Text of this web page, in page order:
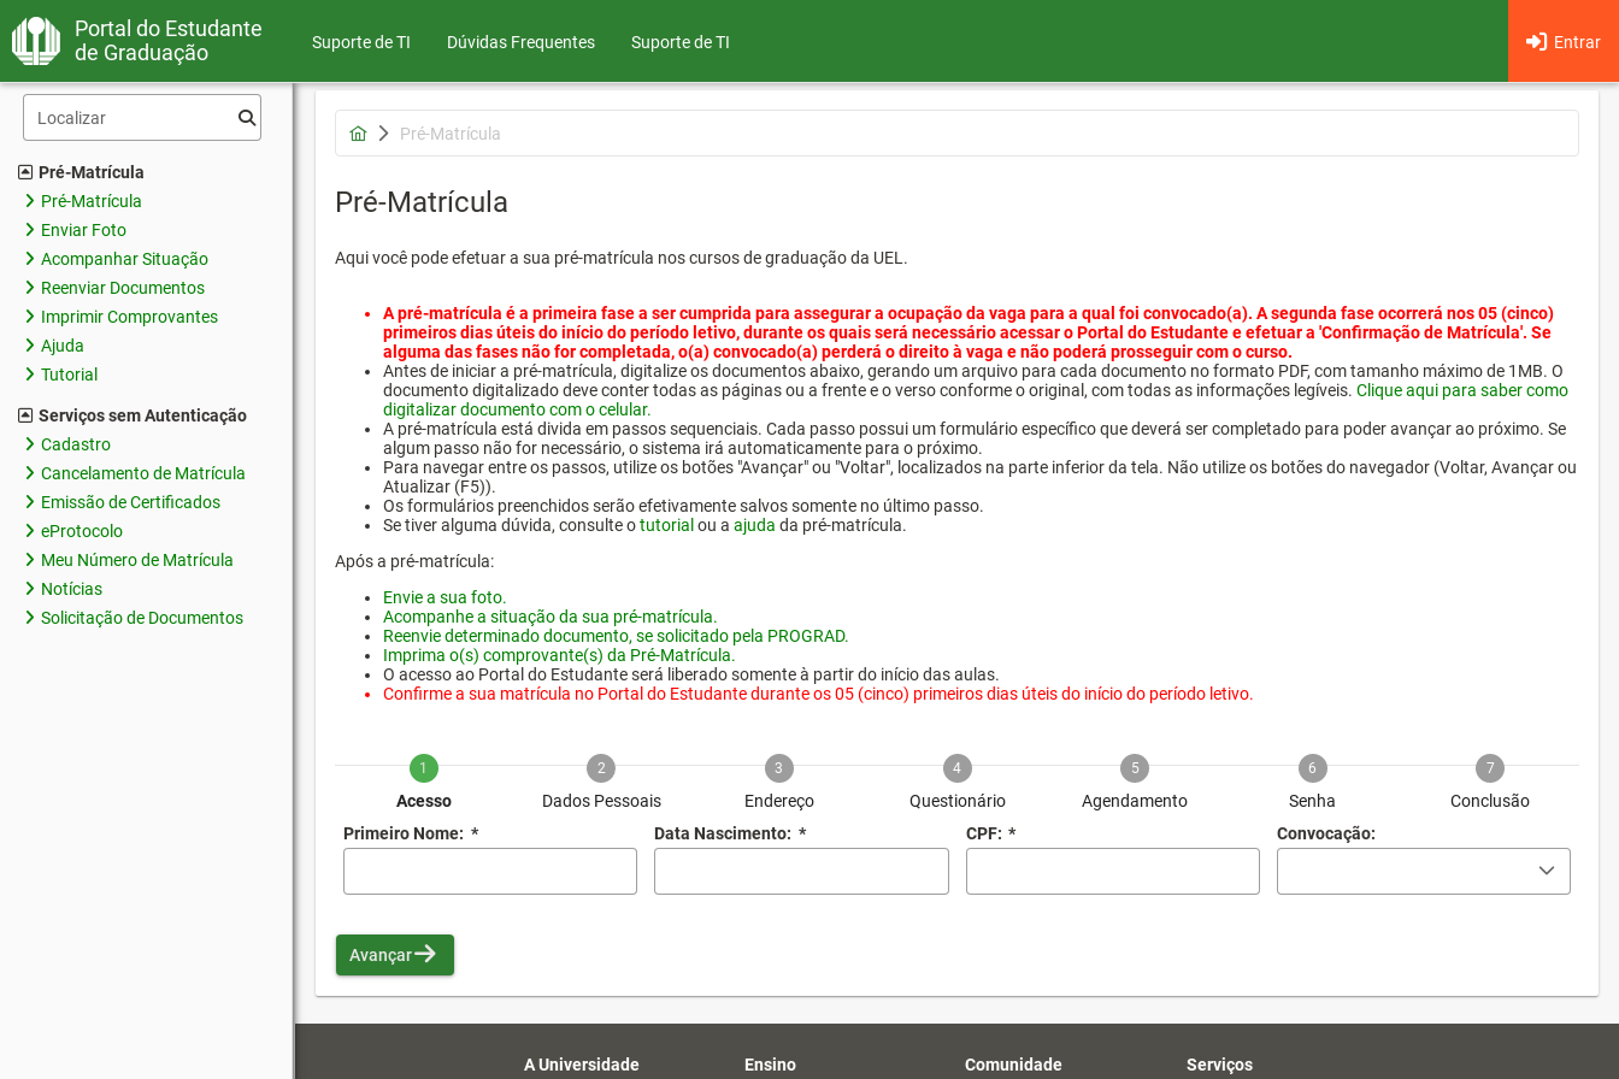
Portal do Estudante
de Graduação
Suporte de TI Dúvidas Frequentes Entrar
Suporte de TI
Pré-Matrícula
Pré-Matrícula
Enviar Foto
Acompanhar Situação
Reenviar Documentos
Imprimir Comprovantes
Ajuda
Tutorial
Serviços sem Autenticação
Cadastro
Cancelamento de Matrícula
Emissão de Certificados
eProtocolo
Meu Número de Matrícula
Notícias
Solicitação de Documentos
Pré-Matrícula
Pré-Matrícula
Aqui você pode efetuar a sua pré-matrícula nos cursos de graduação da UEL.
A pré-matrícula é a primeira fase a ser cumprida para assegurar a ocupação da vaga para a qual foi convocado(a). A segunda fase ocorrerá nos 05 (cinco)
primeiros dias úteis do início do período letivo, durante os quais será necessário acessar o Portal do Estudante e efetuar a 'Confirmação de Matrícula'. Se
alguma das fases não for completada, o(a) convocado(a) perderá o direito à vaga e não poderá prosseguir com o curso.
Antes de iniciar a pré-matrícula, digitalize os documentos abaixo, gerando um arquivo para cada documento no formato PDF, com tamanho máximo de 1MB. O
documento digitalizado deve conter todas as páginas ou a frente e o verso conforme o original, com todas as informações legíveis. Clique aqui para saber como
digitalizar documento com o celular.
A pré-matrícula está divida em passos sequenciais. Cada passo possui um formulário específico que deverá ser completado para poder avançar ao próximo. Se
algum passo não for necessário, o sistema irá automaticamente para o próximo.
Para navegar entre os passos, utilize os botões "Avançar" ou "Voltar", localizados na parte inferior da tela. Não utilize os botões do navegador (Voltar, Avançar ou
Atualizar (F5)).
Os formulários preenchidos serão efetivamente salvos somente no último passo.
Se tiver alguma dúvida, consulte otutorial ou a ajuda da pré-matrícula.
Após a pré-matrícula:
Envie a sua foto.
Acompanhe a situação da sua pré-matrícula.
Reenvie determinado documento, se solicitado pela PROGRAD.
Imprima o(s) comprovante(s) da Pré-Matrícula.
O acesso ao Portal do Estudante será liberado somente à partir do início das aulas.
Confirme a sua matrícula no Portal do Estudante durante os 05 (cinco) primeiros dias úteis do início do período letivo.
1
Acesso
2
Dados Pessoais
3
Endereço
4
Questionário
5
Agendamento
6
Senha
7
Conclusão
Primeiro Nome: * Data Nascimento: * CPF: * Convocação:
Avançar
A Universidade Ensino Comunidade Serviços